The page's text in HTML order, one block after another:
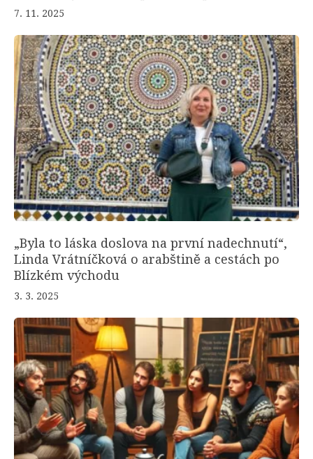
7. 11. 2025
„Byla to láska doslova na první nadechnutí“,
Linda Vrátníčková o arabštině a cestách po
Blízkém východu
3. 3. 2025